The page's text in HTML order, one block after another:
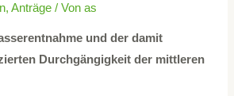
,Anträge / Vonas
und der damit
Durchgängigkeit der mittleren